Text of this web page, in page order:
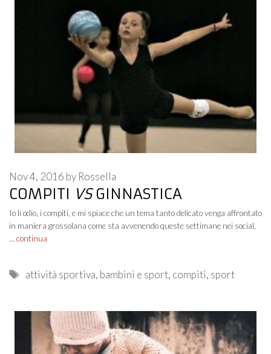
COMPITI VSGINNASTICA
Nov 4, 2016 by Rossella
Io li odio, i compiti, e mi spiace che un tema tanto delicato venga affrontato
in maniera grossolana come sta avvenendo queste settimane nei social,
… continua
Tags
attività sportiva, bambini e sport, compiti, sport